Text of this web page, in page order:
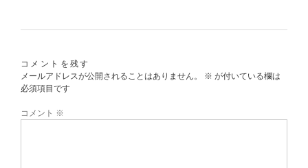
コメントを残す
メールアドレスが公開されることはありません。
※ が付いている欄は
必須項目です
コメント ※